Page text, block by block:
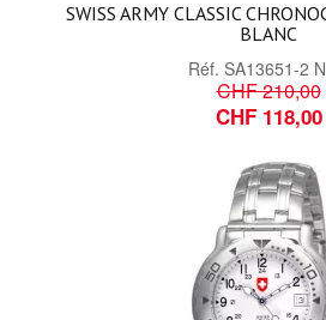
SWISS ARMY CLASSIC
BLANC
Réf. SA13651-2
CHF 210,00
CHF 118,00